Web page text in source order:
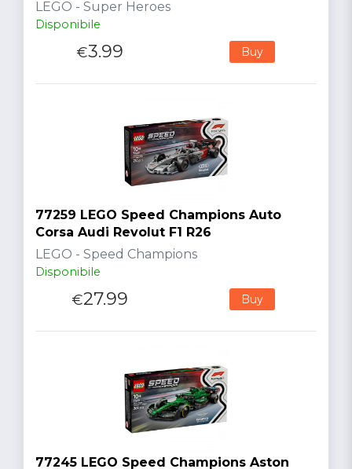
LEGO - Super Heroes
Disponibile
€3.99 Buy
77259 LEGO Speed Champions Auto
Corsa Audi Revolut F1 R26
LEGO - Speed Champions
Disponibile
€27.99 Buy
77245 LEGO Speed Champions Aston